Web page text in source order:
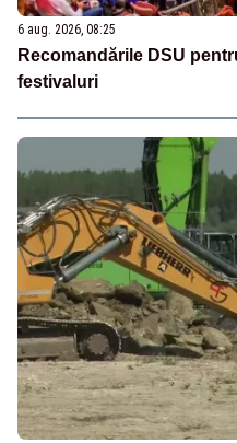
6 aug. 2026, 08:25
Recomandările DSU
festivaluri